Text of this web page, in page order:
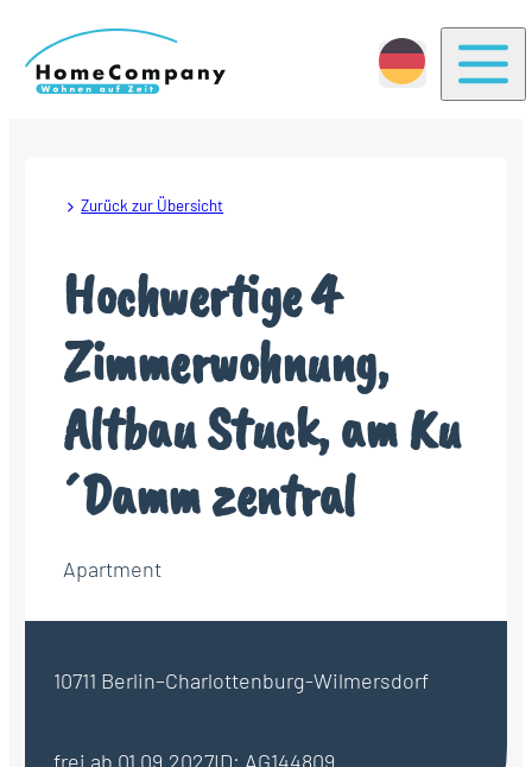
Zurück zur Übersicht
Hochwertige 4
Zimmerwohnung,
Altbau Stuck, am Ku
´Damm zentral
Apartment
10711 Berlin–Charlottenburg-Wilmersdorf
frei ab 01.09.2027ID: AG144809